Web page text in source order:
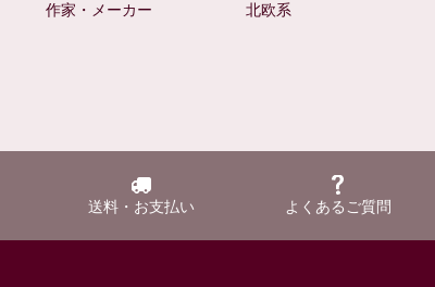
作家・メーカー 北欧系
送料・お支払い よくあるご質問